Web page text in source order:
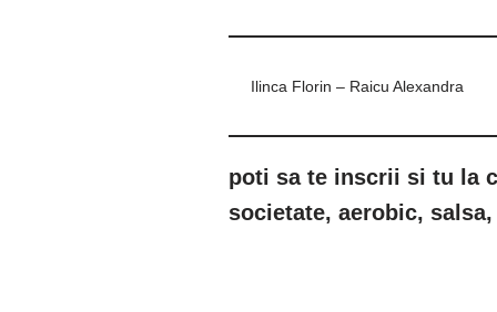
Ilinca Florin – Raicu Alexandra
poti sa te inscrii si tu la
societate, aerobic,